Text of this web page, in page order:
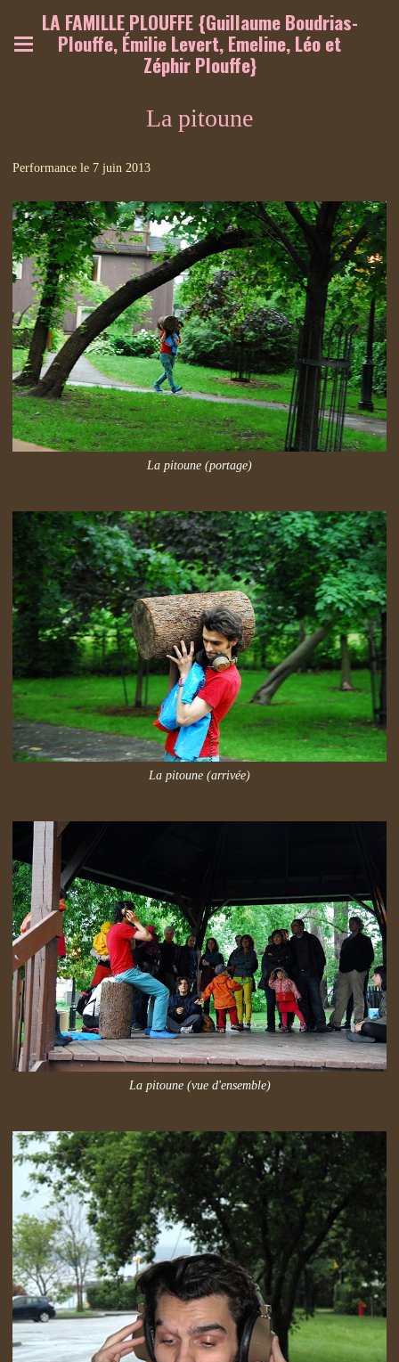
LA FAMILLE PLOUFFE {Guillaume Boudrias-
Plouffe, Émilie Levert, Emeline, Léo et
Zéphir Plouffe}
La pitoune
Performance le 7 juin 2013
La pitoune (portage)
La pitoune (arrivée)
La pitoune (vue d'ensemble)